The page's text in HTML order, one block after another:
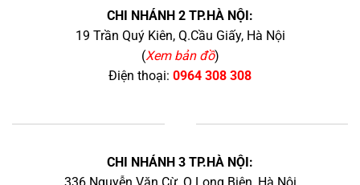
CHI NHÁNH 2 TP.HÀ NỘI:
19 Trần Quý Kiên, Q.Cầu Giấy, Hà Nội
(Xem bản đồ)
Điện thoại: 0964 308 308
CHI NHÁNH 3 TP.HÀ NỘI: